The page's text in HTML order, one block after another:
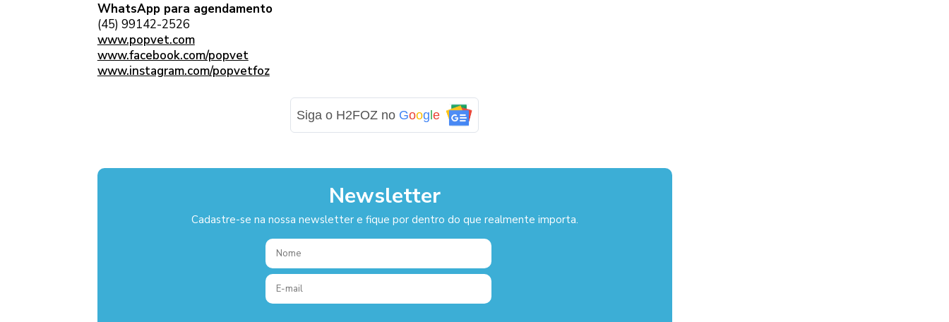
WhatsApp para agendamento
(45) 99142-2526
www.popvet.com
www.facebook.com/popvet
www.instagram.com/popvetfoz
Siga o H2FOZ no Google
Newsletter
Cadastre-se na nossa newsletter e fique por dentro do que realmente importa.